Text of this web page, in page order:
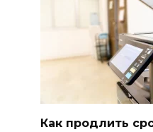
Как продлить